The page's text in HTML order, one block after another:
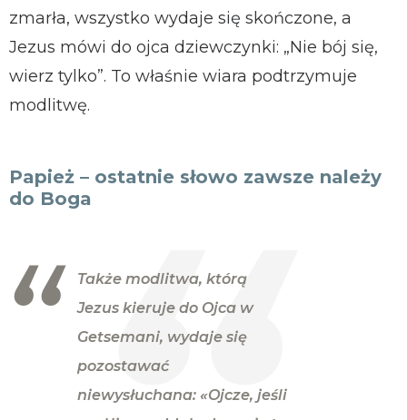
zmarła, wszystko wydaje się skończone, a
Jezus mówi do ojca dziewczynki: „Nie bój się,
wierz tylko”. To właśnie wiara podtrzymuje
modlitwę.
Papież – ostatnie słowo zawsze należy
do Boga
Także modlitwa, którą
Jezus kieruje do Ojca w
Getsemani, wydaje się
pozostawać
niewysłuchana: «Ojcze, jeśli